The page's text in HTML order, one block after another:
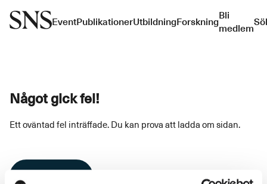
EventPublikationerUtbildningForskningBli
medlem
Något gick fel!
Ett oväntad fel inträffade. Du kan prova att ladda om sidan.